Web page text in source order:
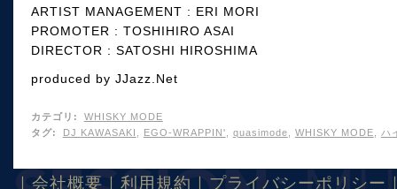
ARTIST MANAGEMENT : ERI MORI
PROMOTER : TOSHIHIRO ASAI
DIRECTOR : SATOSHI HIROSHIMA
produced by JJazz.Net
カテゴリ :
WHISKY MODE
タグ: DJ KAWASAKI EGO-WRAPPIN' quasimode WHISKY MODE ハ
会社概要 利用規約 プライバシーポリシー